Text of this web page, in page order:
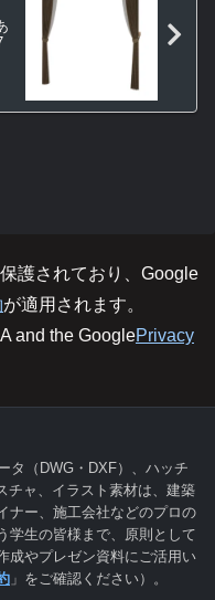
護されており、Google
が適用されます。
and the GooglePrivacy
タ（DWG・DXF）、ハッチ
チャ、イラスト素材は、建築
ナー、施工会社などのプロの
学生の皆様まで、原則として
成やプレゼン資料にご活用い
」をご確認ください）。